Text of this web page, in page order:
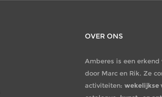
OVER ONS
Amberes is een
door Marc en Rik. Ze
activiteiten: wekelijkse